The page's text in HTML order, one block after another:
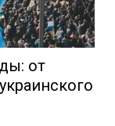
от